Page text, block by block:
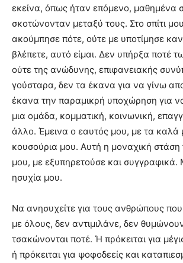
εκείνα, όπως ήταν επόμενο, μαθημένα
σκοτώνονταν μεταξύ τους. Στο σπίτι
ακούμπησε πότε, ούτε με υποτίμησε
βλέπετε, αυτό είμαι. Δεν υπήρξα ποτέ
ούτε της ανώδυνης, επιφανειακής
γούσταρα, δεν τα έκανα για να γίνω
έκανα την παραμικρή υποχώρηση για
μια ομάδα, κομματική, κοινωνική,
άλλο. Έμεινα ο εαυτός μου, με τα καλά
κουσούρια μου. Αυτή η μοναχική
μου, με εξυπηρετούσε και
ησυχία μου.
Να ανησυχείτε για τους ανθρώπους
με όλους, δεν αντιμιλάνε, δεν
τσακώνονται ποτέ. Ή πρόκειται για
ή πρόκειται για ψοφοδεείς και